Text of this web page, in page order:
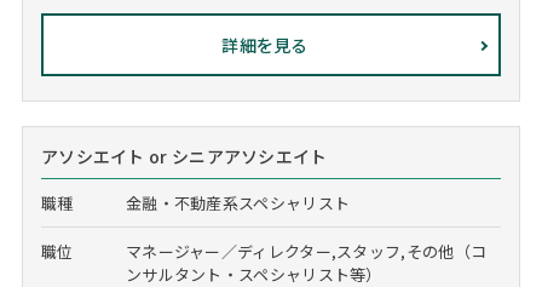
詳細を見る
アソシエイト or シニアアソシエイト
職種 金融・不動産系スペシャリスト
職位
マネージャー／ディレクター,スタッフ,その他（コ
ンサルタント・スペシャリスト等）